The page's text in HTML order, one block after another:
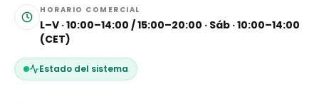
HORARIO COMERCIAL
L–V · 10:00–14:00 / 15:00–20:00 · Sáb · 10:00–14:00
(CET)
Estado del sistema